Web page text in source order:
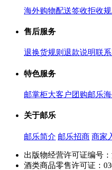
海外购物配送签收拒收规
售后服务
退换货规则 退款说明联
特色服务
邮掌柜大客户团购邮乐
关于邮乐
邮乐简介 邮乐招商 商家
出版物经营许可证编号
酒类商品零售许可证：